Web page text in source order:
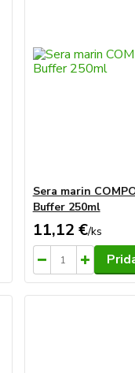
Sera marin
Buffer 250ml
11,12 €/ks